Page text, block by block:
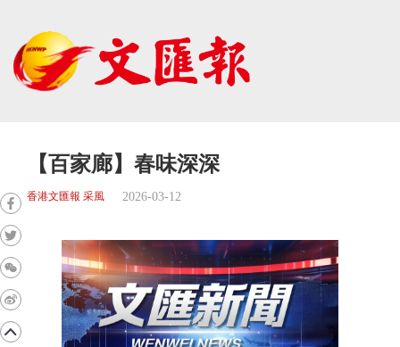
【百家廊】春味深深
香港文匯報 采風 2026-03-12